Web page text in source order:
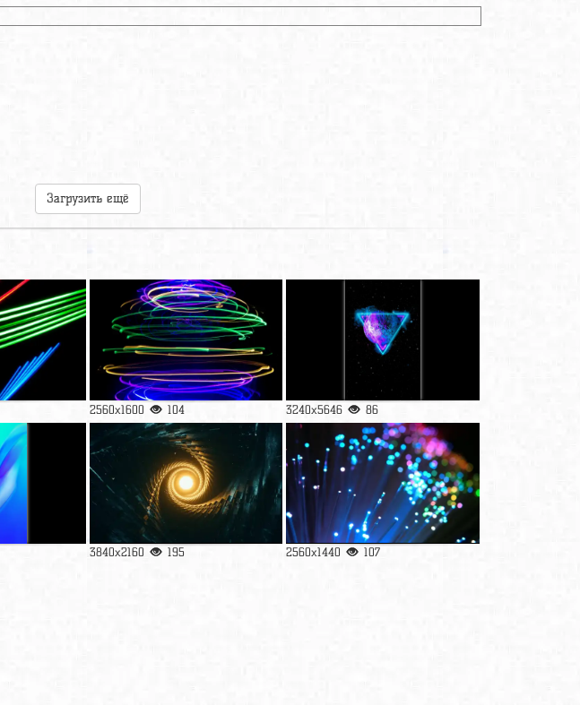
Загрузить ещё
2560x1600 104 3240x5646 86
3840x2160 195 2560x1440 107